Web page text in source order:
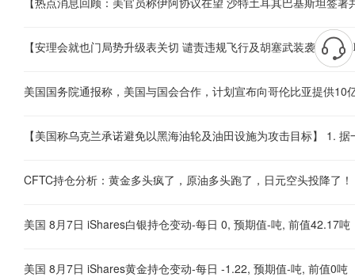
美国国务院通报称，美国与国会合作，计划宣布向哥伦比亚提供10
CFTC持仓分析：黄金多头疯了，原油多头跑了，日元空头投降了！
美国 8月7日 iShares白银持仓变动-每日 0, 预期值-吨, 前值42.17吨
美国 8月7日 iShares黄金持仓变动-每日 -1.22, 预期值-吨, 前值0吨